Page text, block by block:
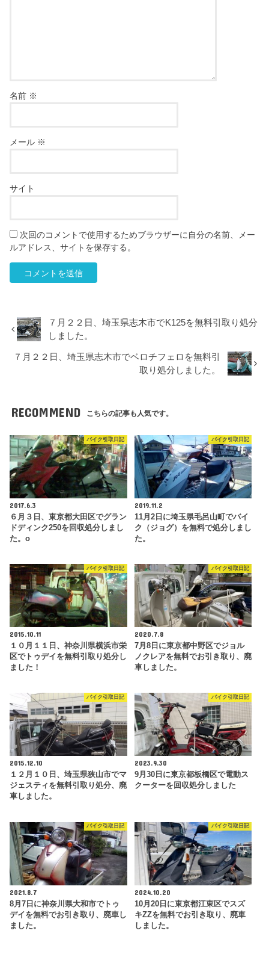
名前 ※
メール ※
サイト
次回のコメントで使用するためブラウザーに自分の名前、メー
ルアドレス、サイトを保存する。
７月２２日、埼玉県志木市でK125を無料引取り処分
しました。
７月２２日、埼玉県志木市でベロチフェロを無料引
取り処分しました。
RECOMMEND こちらの記事も人気です。
バイク引取日記
2017.6.3
６月３日、東京都大田区でグラン
ドディンク250を回収処分しまし
た。o
バイク引取日記
2019.11.2
11月2日に埼玉県毛呂山町でバイ
ク（ジョグ）を無料で処分しまし
た。
バイク引取日記
2015.10.11
１０月１１日、神奈川県横浜市栄
区でトゥデイを無料引取り処分し
ました！
バイク引取日記
2020.7.8
7月8日に東京都中野区でジョル
ノクレアを無料でお引き取り、廃
車しました。
バイク引取日記
2015.12.10
１２月１０日、埼玉県狭山市でマ
ジェスティを無料引取り処分、廃
車しました。
バイク引取日記
2023.9.30
9月30日に東京都板橋区で電動ス
クーターを回収処分しました
バイク引取日記
2021.8.7
8月7日に神奈川県大和市でトゥ
デイを無料でお引き取り、廃車し
ました。
バイク引取日記
2024.10.20
10月20日に東京都江東区でスズ
キZZを無料でお引き取り、廃車
しました。